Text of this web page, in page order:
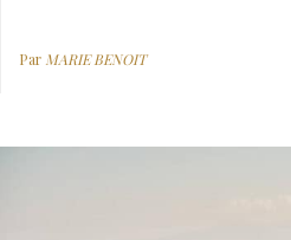
ParMARIE BENOIT